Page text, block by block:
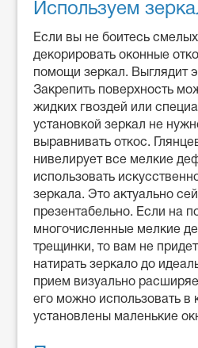
Используем
Если вы не боитесь
декорировать оконные
помощи зеркал. Выглядит
Закрепить поверхность
жидких гвоздей или
установкой зеркал не
выравнивать откос.
нивелирует все мелкие
использовать
зеркала. Это актуально
презентабельно. Если на
многочисленные мелкие
трещинки, то вам не
натирать зеркало до
прием визуально
его можно использовать в
установлены маленькие